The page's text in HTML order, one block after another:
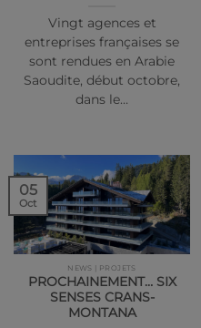
Vingt agences et
entreprises françaises se
sont rendues en Arabie
Saoudite, début octobre,
dans le…
NEWS | PROJETS
PROCHAINEMENT… SIX
SENSES CRANS-
MONTANA
05
Oct